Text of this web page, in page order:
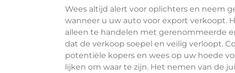
Wees altijd alert voor oplichters en neem
wanneer u uw auto voor export verkoopt.
alleen te handelen met gerenommeerde
dat de verkoop soepel en veilig verloopt.
potentiële kopers en wees op uw hoede
lijken om waar te zijn. Het nemen van de